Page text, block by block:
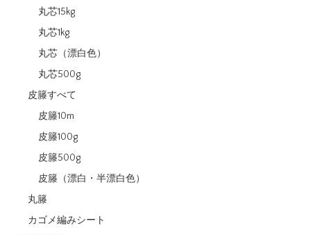
丸芯15kg
丸芯1kg
丸芯（漂白色）
丸芯500g
皮籐すべて
皮籐10m
皮籐100g
皮籐500g
皮籐（漂白・半漂白色）
丸籐
カゴメ編みシート